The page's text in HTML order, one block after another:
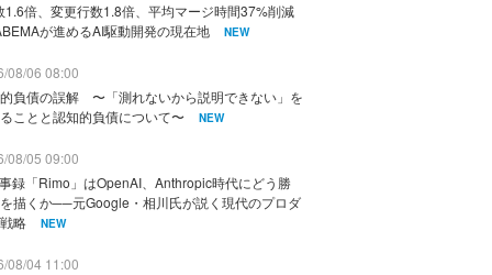
1.6倍、変更行数1.8倍、平均マージ時間37%削減
が進めるAI駆動開発の現在地
NEW
08/06 08:00
負債の誤解 〜「測れないから説明できない」を
ことと認知的負債について〜
NEW
08/05 09:00
録「Rimo」はOpenAI、Anthropic時代にどう勝
描くか──元Google・相川氏が説く現代のプロダ
略
NEW
08/04 11:00